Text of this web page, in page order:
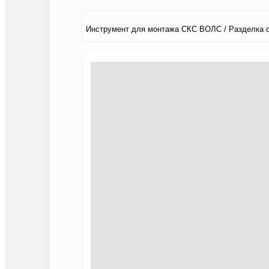
Инструмент для монтажа СКС ВОЛС / Разделка